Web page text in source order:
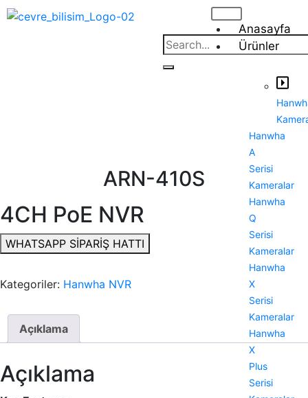
Anasayfa
Ürünler
Hanwha
A
Serisi
Kameralar
Hanwha
Q
Serisi
Kameralar
Hanwha
X
Serisi
Kameralar
Hanwha
X
Plus
Serisi
ARN-410S
4CH PoE NVR
WHATSAPP SİPARİŞ HATTI
Kategoriler: Hanwha NVR
Açıklama
Açıklama